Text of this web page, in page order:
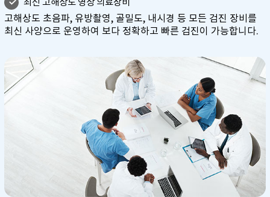
고해상도 초음파, 유방촬영, 골밀도, 내시경 등 모든 검진 장비를
최신 사양으로 운영하여 보다 정확하고 빠른 검진이 가능합니다.